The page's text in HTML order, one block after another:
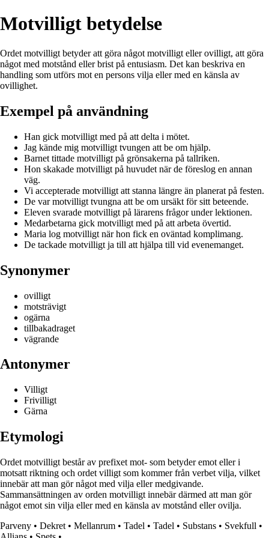
Motvilligt betydelse
Ordet motvilligt betyder att göra något motvilligt eller ovilligt, att göra
något med motstånd eller brist på entusiasm. Det kan beskriva en
handling som utförs mot en persons vilja eller med en känsla av
ovillighet.
Exempel på användning
Han gick motvilligt med på att delta i mötet.
Jag kände mig motvilligt tvungen att be om hjälp.
Barnet tittade motvilligt på grönsakerna på tallriken.
Hon skakade motvilligt på huvudet när de föreslog en annan
väg.
Vi accepterade motvilligt att stanna längre än planerat på festen.
De var motvilligt tvungna att be om ursäkt för sitt beteende.
Eleven svarade motvilligt på lärarens frågor under lektionen.
Medarbetarna gick motvilligt med på att arbeta övertid.
Maria log motvilligt när hon fick en oväntad komplimang.
De tackade motvilligt ja till att hjälpa till vid evenemanget.
Synonymer
ovilligt
motsträvigt
ogärna
tillbakadraget
vägrande
Antonymer
Villigt
Frivilligt
Gärna
Etymologi
Ordet motvilligt består av prefixet mot- som betyder emot eller i
motsatt riktning och ordet villigt som kommer från verbet vilja, vilket
innebär att man gör något med vilja eller medgivande.
Sammansättningen av orden motvilligt innebär därmed att man gör
något emot sin vilja eller med en känsla av motstånd eller ovilja.
Parveny • Dekret • Mellanrum • Tadel • Tadel • Substans • Svekfull •